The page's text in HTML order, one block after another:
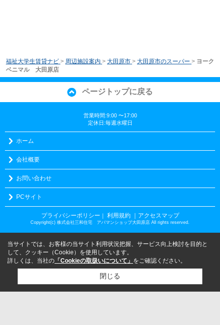
福祉大学生賃貸ナビ > 周辺施設案内 > 大田原市 > 大田原市のスーパー > ヨーク
ベニマル 大田原店
ページトップに戻る
営業時間:9:00 〜17:00
定休日:毎週水曜日
ホーム
会社概要
お問い合わせ
PCサイト
プライバシーポリシー ｜ 利用規約 ｜アクセスマップ
Copyright(c) 株式会社三和住宅 アパマンショップ大田原店 All rights reserved.
当サイトでは、お客様の当サイト利用状況把握、サービス向上検討を目的と
して、クッキー（Cookie）を使用しています。
詳しくは、当社の 「Cookieの取扱いについて」 をご確認ください。
閉じる